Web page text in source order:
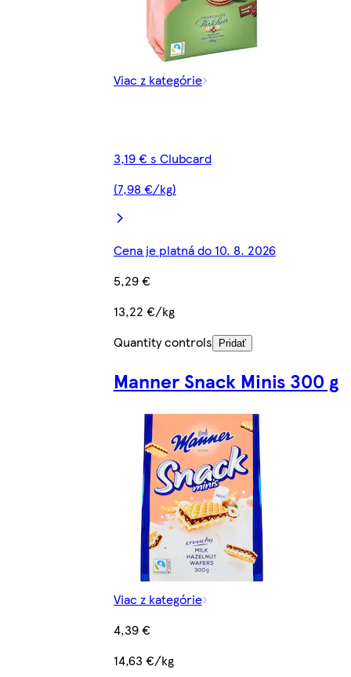
Viac z kategórie
3,19 € s Clubcard
(7,98 €/kg)
Cena je platná do 10. 8. 2026
5,29 €
13,22 €/kg
Quantity controls
Pridať
Manner Snack Minis 300 g
Viac z kategórie
4,39 €
14,63 €/kg